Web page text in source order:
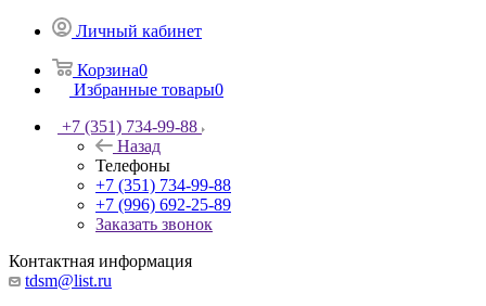
Личный кабинет
Корзина0
Избранные товары0
+7 (351) 734-99-88
Назад
Телефоны
+7 (351) 734-99-88
+7 (996) 692-25-89
Заказать звонок
Контактная информация
tdsm@list.ru